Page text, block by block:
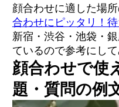
顔合わせに適した場所
合わせにピッタリ！
新宿・渋谷・池袋・
ているので参考にして
顔合わせで使
題・質問の例